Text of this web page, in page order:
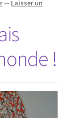
— Laisser un
!